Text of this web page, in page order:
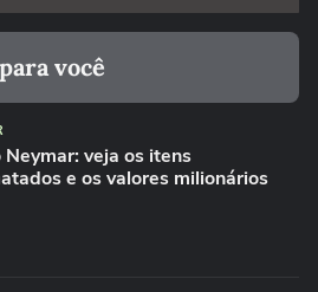
você
Neymar: veja os itens
e os valores milionários